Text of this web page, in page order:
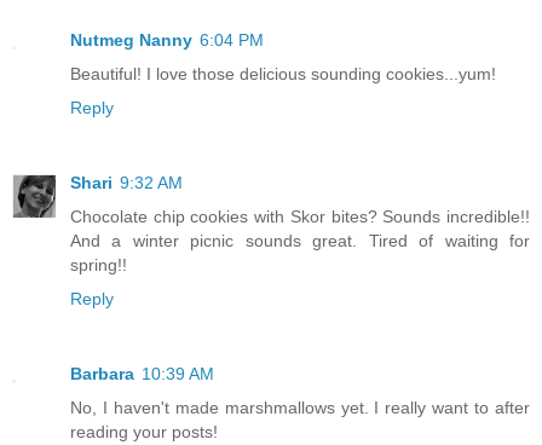
Nutmeg Nanny 6:04 PM
Beautiful! I love those delicious sounding cookies...yum!
Reply
Shari 9:32 AM
Chocolate chip cookies with Skor bites? Sounds incredible!!
And a winter picnic sounds great. Tired of waiting for
spring!!
Reply
Barbara 10:39 AM
No, I haven't made marshmallows yet. I really want to after
reading your posts!